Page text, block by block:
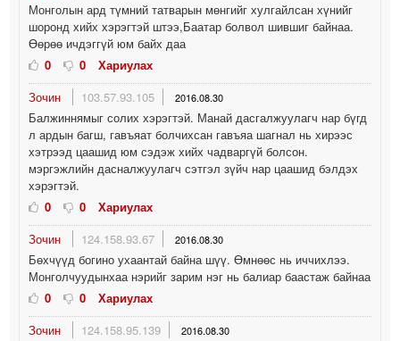
Монголын ард түмний татварын мөнгийг хулгайлсан хүнийг
шоронд хийх хэрэгтэй штээ,Баатар болвол шившиг байнаа.
Өөрөө ичдэггүй юм байх даа
0
0
Хариулах
Зочин
103.57.93.105 2016.08.30
Балжиннямыг солих хэрэгтэй. Манай дасгалжуулагч нар бүгд
л ардын багш, гавъяат болчихсан гавъяа шагнал нь хирээс
хэтрээд цаашид юм сэдэж хийх чадваргүй болсон.
мэргэжлийн дасналжуулагч сэтгэл зүйч нар цаашид бэлдэх
хэрэгтэй.
0
0
Хариулах
Зочин
124.158.93.67 2016.08.30
Бөхчүүд богино ухаантай байна шүү. Өмнөөс нь иччихлээ.
Монголчуудынхаа нэрийг зарим нэг нь балиар баастаж байнаа
0
0
Хариулах
Зочин
124.158.95.139 2016.08.30